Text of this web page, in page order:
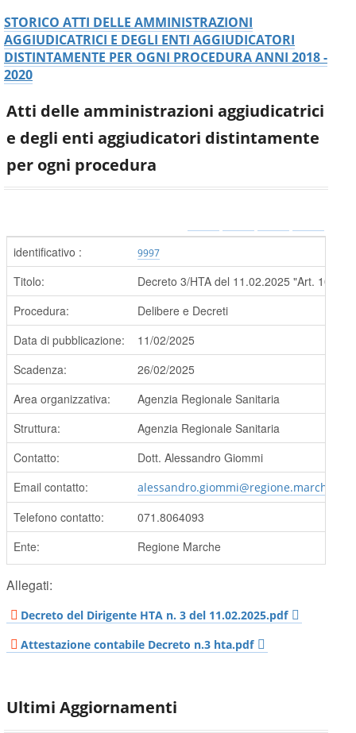
STORICO ATTI DELLE AMMINISTRAZIONI
AGGIUDICATRICI E DEGLI ENTI AGGIUDICATORI
DISTINTAMENTE PER OGNI PROCEDURA ANNI 2018 -
2020
Atti delle amministrazioni aggiudicatrici
e degli enti aggiudicatori distintamente
per ogni procedura
identificativo : 9997
Titolo:
Decreto 3/HTA del 11.02.2025 "Art. 106
Procedura:
Delibere e Decreti
Data di pubblicazione:
11/02/2025
Scadenza:
26/02/2025
Area organizzativa:
Agenzia Regionale Sanitaria
Struttura:
Agenzia Regionale Sanitaria
Contatto:
Dott. Alessandro Giommi
Email contatto:
alessandro.giommi@regione.marche.it
Telefono contatto:
071.8064093
Ente:
Regione Marche
Allegati:
Decreto del Dirigente HTA n. 3 del 11.02.2025.pdf
Attestazione contabile Decreto n.3 hta.pdf
Ultimi Aggiornamenti